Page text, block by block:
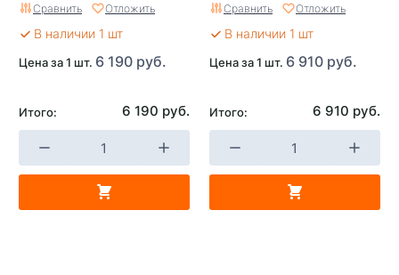
Сравнить Отложить
В наличии 1 шт
Цена за 1 шт. 6 190 руб.
Итого: 6 190 руб.
Сравнить Отложить
В наличии 1 шт
Цена за 1 шт. 6 910 руб.
Итого: 6 910 руб.